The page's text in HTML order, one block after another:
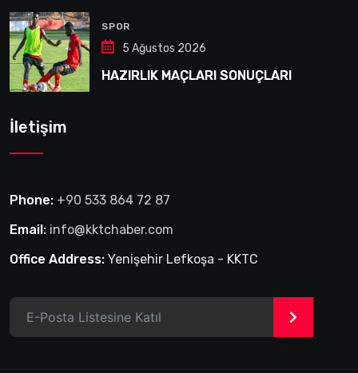
SPOR
5 Ağustos 2026
HAZIRLIK MAÇLARI SONUÇLARI
İletişim
Phone: +90 533 864 72 87
Email: info@kktchaber.com
Office Address: Yenişehir Lefkoşa - KKTC
>